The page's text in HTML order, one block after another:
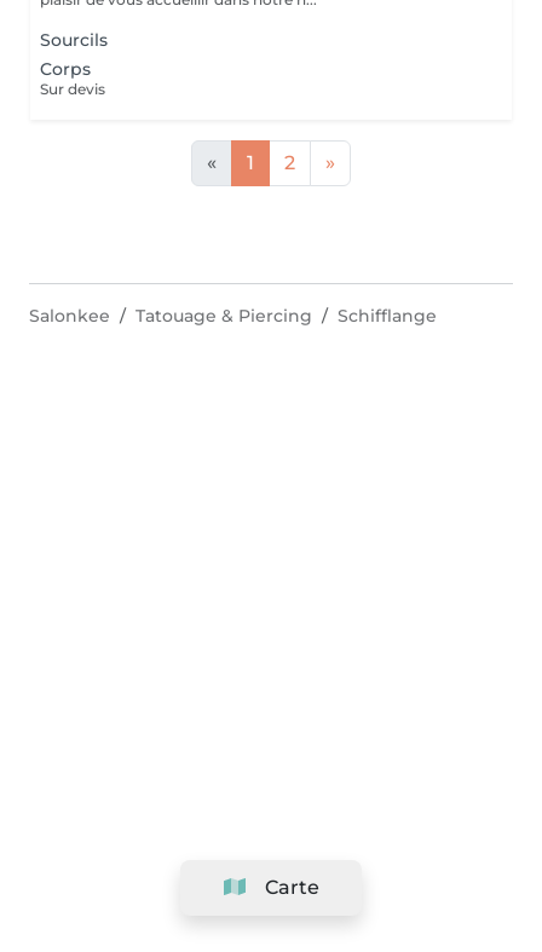
Sourcils
Corps
Sur devis
« 1 2 »
Carte
Salonkee Tatouage & Piercing Schifflange